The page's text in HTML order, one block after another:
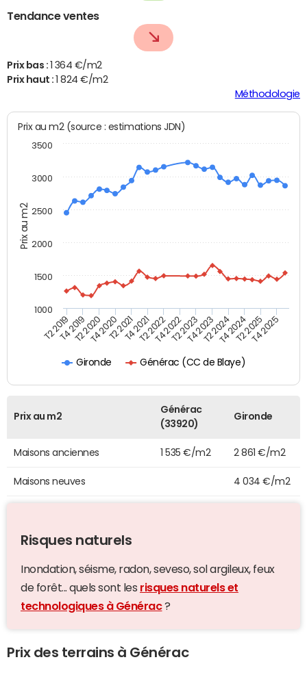
Tendance ventes
Prix bas : 1 364 €/m2
Prix haut :1 824 €/m2
Méthodologie
Prix au m2
Prix au m2 (source : estimations JDN)
Gironde Générac (CC de Blaye)
T2 2019T4 2019T2 2020T4 2020T2 2021T4 2021T2 2022T4 2022T2 2023T4 2023T2 2024T4 2024T2 2025T4 2025
1000
1500
2000
2500
3000
3500
Prix au m2
Générac
(33920)
Gironde
Maisons anciennes 1 535 €/m2 2 861 €/m2
Maisons neuves 4 034 €/m2
Risques naturels
Inondation, séisme, radon, seveso, sol argileux, feux
de forêt... quels sont les risques naturels et
technologiques à Générac?
Prix des terrains à Générac